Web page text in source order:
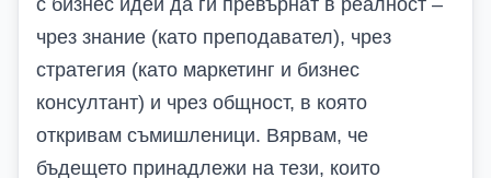
чрез знание (като преподавател), чрез
стратегия (като маркетинг и бизнес
консултант) и чрез общност, в която
откривам съмишленици. Вярвам, че
бъдещето принадлежи на тези, които